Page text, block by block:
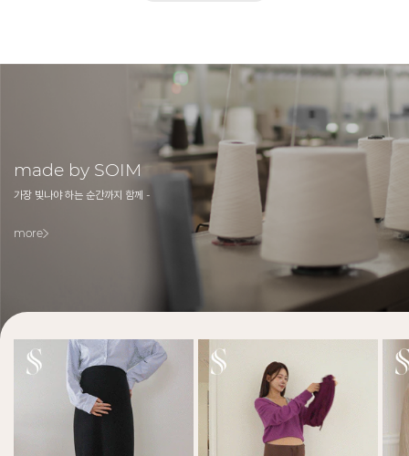
made by SOIM
가장 빛나야 하는 순간까지 함께 -
more